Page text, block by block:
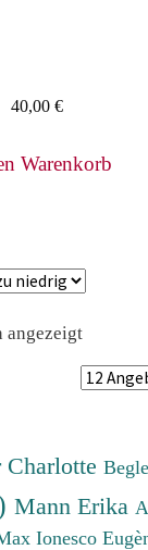
40,00 €
Warenkorb
angezeigtNach
sortiert:
Charlotte
Mann Erika
Ionesco